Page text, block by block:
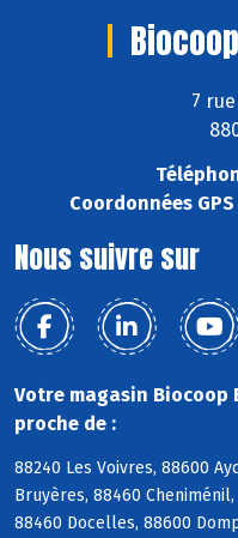
7
Coordonnées GPS
Nous suivre sur
Votre magasin Biocoop
proche de :
88240 Les Voivres, 88600
Bruyères, 88460
88460 Docelles, 88600